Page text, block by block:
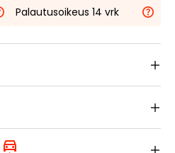
Palautusoikeus 14 vrk